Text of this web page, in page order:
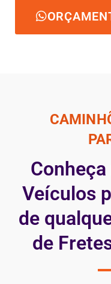
Veículos
de
de